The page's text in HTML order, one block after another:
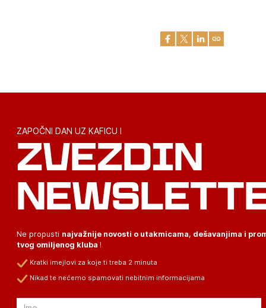
ZAPOČNI DAN UZ KAFICU I
ZVEZDIN
Ne propusti najvažnije novosti o utakmicama, dešavanjima i
tvog omiljenog kluba !
Kratki imejlovi za koje ti treba 2 minuta
Nikad te nećemo spamovati nebitnim informacijama
Email